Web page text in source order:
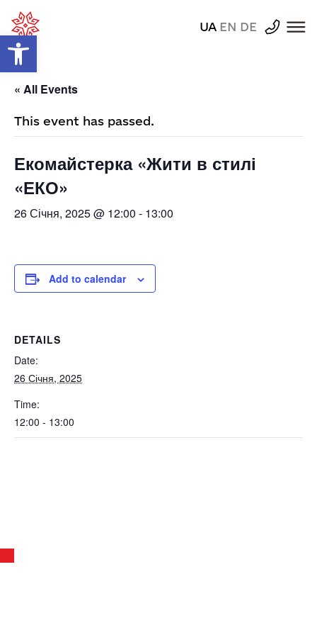
Відкрити Панель інструментів
UA EN DE
« All Events
This event has passed.
Екомайстерка «Жити в стилі
«ЕКО»
26 Січня, 2025 @ 12:00 - 13:00
Add to calendar
DETAILS
Date:
26 Січня, 2025
Time:
12:00 - 13:00